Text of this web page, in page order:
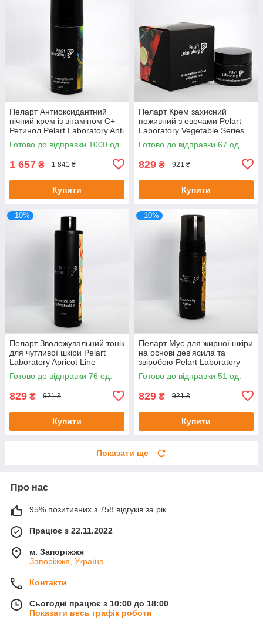
Пеларт Антиоксидантний
нічний крем із вітаміном C+
Ретинол Pelart Laboratory Anti
— Stress Night Cream With Vit
Готово до відправки 1000 од.
1 657 ₴ 1 841 ₴
Купити
Пеларт Крем захисний
поживний з овочами Pelart
Laboratory Vegetable Series
Protective Nourishing Cream
50 м
Готово до відправки 67 од.
829 ₴ 921 ₴
Купити
–10%
Пеларт Зволожувальний тонік
для чутливої шкіри Pelart
Laboratory Apricot Line
Moisturizing Toner, 250 мл
Готово до відправки 76 од.
829 ₴ 921 ₴
Купити
–10%
Пеларт Мус для жирної шкіри
на основі дев'ясила та
звіробою Pelart Laboratory
Inula Line Mousse, 180 мл
Готово до відправки 51 од.
829 ₴ 921 ₴
Купити
Показати ще
Про нас
95% позитивних з 758 відгуків за рік
Працює з 22.11.2022
м. Запоріжжя
Запоріжжя, Україна
Контакти
Сьогодні працює з 10:00 до 18:00
Показати весь графік роботи